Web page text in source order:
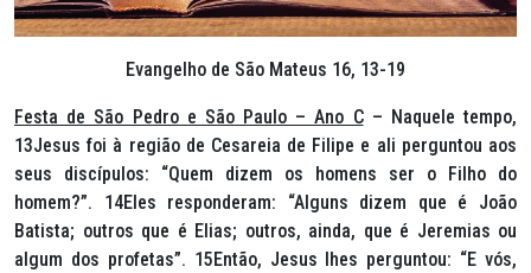
Evangelho de São Mateus 16, 13-19
Festa de São Pedro e São Paulo – Ano C– Naquele tempo,
13Jesus foi à região de Cesareia de Filipe e ali perguntou aos
seus discípulos: “Quem dizem os homens ser o Filho do
homem?”. 14Eles responderam: “Alguns dizem que é João
Batista; outros que é Elias; outros, ainda, que é Jeremias ou
algum dos profetas”. 15Então, Jesus lhes perguntou: “E vós,